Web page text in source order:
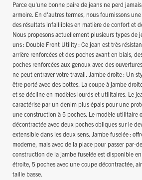
Parce qu'une bonne paire de jeans ne perd
armoire. En d'autres termes, nous fournissons
des résultats infaillibles en matière de confort et
Nous proposons actuellement plusieurs types de
uns : Double Front Utility : Ce jean est très
arrière renforcées et des poches avant en biais,
poches renforcées aux genoux avec des
ne peut entraver votre travail. Jambe droite : Un
être porté avec des bottes. La coupe à jambe
et se décline en modèles lourds et utilitaires. Le
caractérise par un denim plus épais pour une
une construction à 5 poches. Le modèle utilitaire
décontractée avec deux poches obliques sur le
extensible dans les deux sens. Jambe fuselée :
moderne, mais avec de la place pour passer par-
construction de la jambe fuselée est disponible
étroite, 5 poches avec une coupe décontractée,
taille basse.